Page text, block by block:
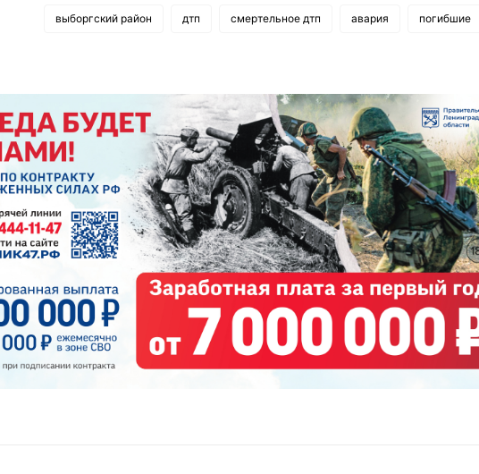
выборгский район дтп смертельное дтп авария погибшие